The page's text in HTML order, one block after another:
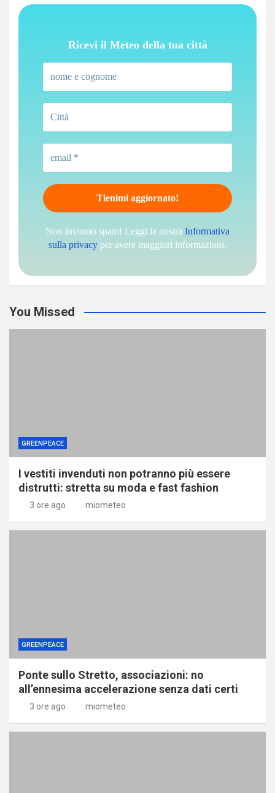
Ricevi il Meteo della tua città
Non inviamo spam! Leggi la nostra Informativa
sulla privacy per avere maggiori informazioni.
You Missed
GREENPEACE
I vestiti invenduti non potranno più essere
distrutti: stretta su moda e fast fashion
3 ore ago miometeo
GREENPEACE
Ponte sullo Stretto, associazioni: no
all’ennesima accelerazione senza dati certi
3 ore ago miometeo